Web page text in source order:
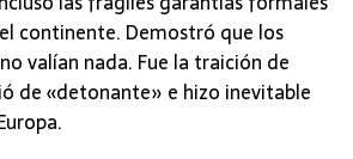
continente. Demostró que los
valían nada. Fue la traición de
de «detonante» e hizo inevitable